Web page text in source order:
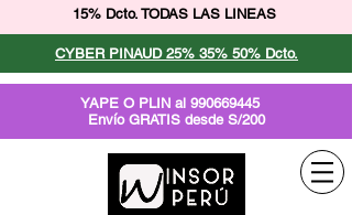
15% Dcto. TODAS LAS LINEAS
CYBER PINAUD 25% 35% 50% Dcto.
YAPE O PLIN al 990669445
Envío GRATIS desde S/200